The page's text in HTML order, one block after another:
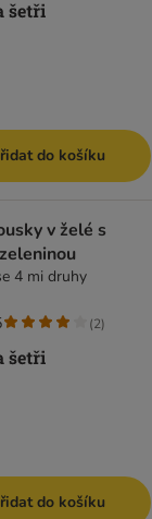
do košíku
v želé s
4 mi druhy
(2)
do košíku